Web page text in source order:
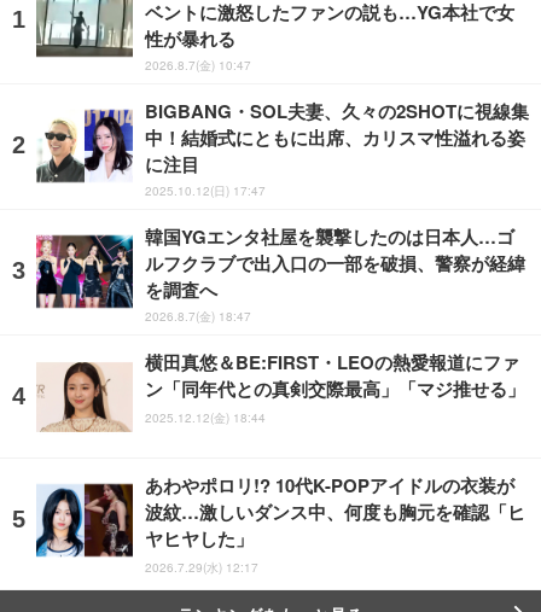
ベントに激怒したファンの説も…YG本社で女
性が暴れる
2026.8.7(金) 10:47
BIGBANG・SOL夫妻、久々の2SHOTに視線集
中！結婚式にともに出席、カリスマ性溢れる姿
に注目
2025.10.12(日) 17:47
韓国YGエンタ社屋を襲撃したのは日本人…ゴ
ルフクラブで出入口の一部を破損、警察が経緯
を調査へ
2026.8.7(金) 18:47
横田真悠＆BE:FIRST・LEOの熱愛報道にファ
ン「同年代との真剣交際最高」「マジ推せる」
2025.12.12(金) 18:44
あわやポロリ!? 10代K-POPアイドルの衣装が
波紋…激しいダンス中、何度も胸元を確認「ヒ
ヤヒヤした」
2026.7.29(水) 12:17